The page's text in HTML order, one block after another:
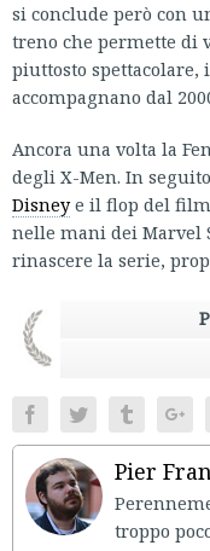
si conclude però con
treno che permette di
piuttosto
accompagnano dal
Ancora una volta la
degli X-Men. In
Disneye il flop del
nelle mani dei Marvel
rinascere la serie,
FacebookTwitter Tumblr
Pier
troppo